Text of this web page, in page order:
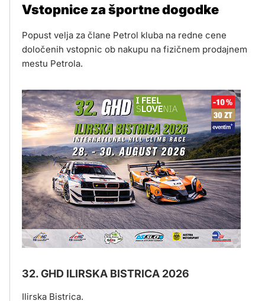
Vstopnice za športne dogodke
Popust velja za člane Petrol kluba na redne cene
določenih vstopnic ob nakupu na fizičnem prodajnem
mestu Petrola.
32. GHD ILIRSKA BISTRICA 2026
Ilirska Bistrica.